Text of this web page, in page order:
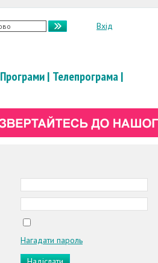
Вхід
Програми| Телепрограма|
Нагадати пароль